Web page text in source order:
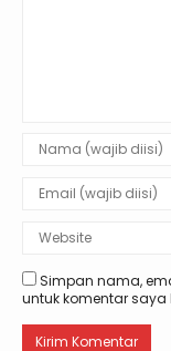
Simpan nama,
untuk komentar saya